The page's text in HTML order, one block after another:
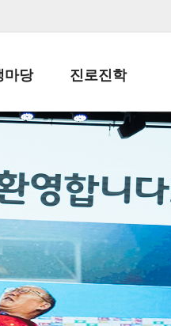
마당
규정
문
로동아리
소식지
진로진학
공지사항 및 입시자료
드림레터